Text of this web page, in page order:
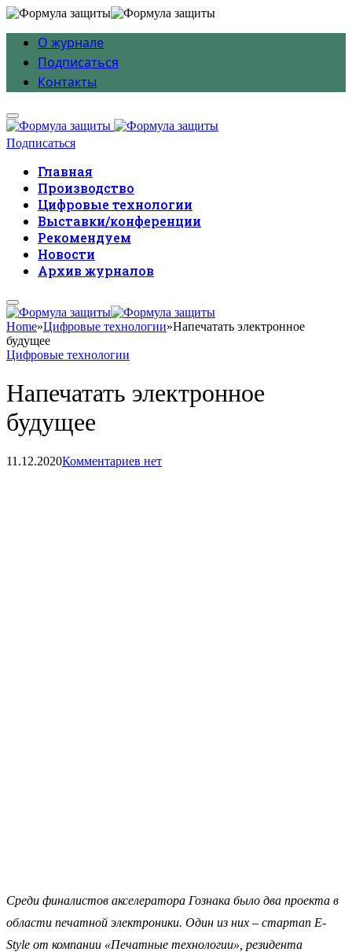
О журнале
Подписаться
Контакты
Подписаться
Главная
Производство
Цифровые технологии
Выставки/конференции
Рекомендуем
Новости
Архив журналов
Home»Цифровые технологии»Напечатать электронное
будущее
Цифровые технологии
Напечатать электронное
будущее
11.12.2020Комментариев нет
Среди финалистов акселератора Гознака было два проекта в
области печатной электроники. Один из них – стартап E-
Style от компании «Печатные технологии», резидента